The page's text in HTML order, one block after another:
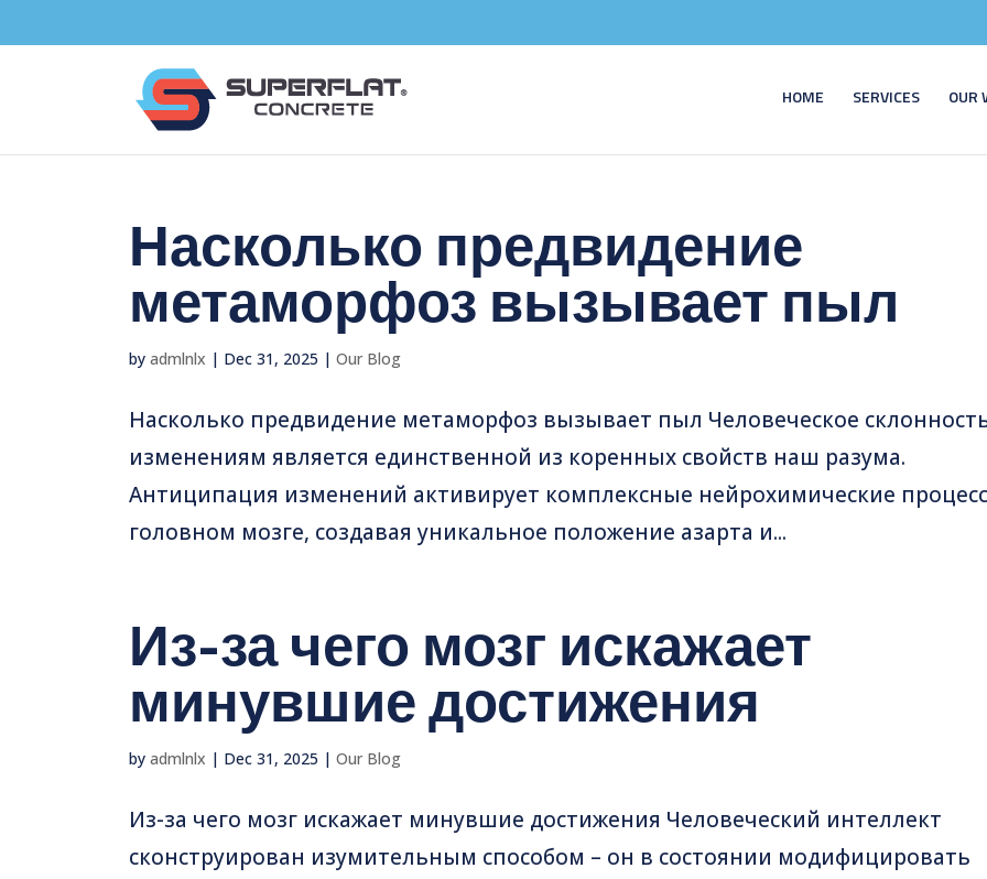
HOME SERVICES OUR
Насколько предвидение
метаморфоз вызывает пыл
by admlnlx | Dec 31, 2025 | Our Blog
Насколько предвидение метаморфоз вызывает пыл Человеческое
изменениям является единственной из коренных свойств наш разума.
Антиципация изменений активирует комплексные нейрохимические
головном мозге, создавая уникальное положение азарта и...
Из-за чего мозг искажает
минувшие достижения
by admlnlx | Dec 31, 2025 | Our Blog
Из-за чего мозг искажает минувшие достижения Человеческий интеллект
сконструирован изумительным способом – он в состоянии модифицировать